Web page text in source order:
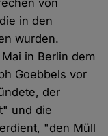
von
in den
wurden.
in Berlin dem
Goebbels vor
der
und die
"den Müll